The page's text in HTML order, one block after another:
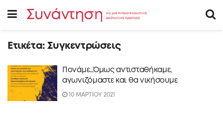
Ετικέτα:Συγκεντρώσεις
Πονάμε…Όμως αντισταθήκαμε,
αγωνιζόμαστε και θα νικήσουμε
10 ΜΑΡΤΙΟΥ 2021